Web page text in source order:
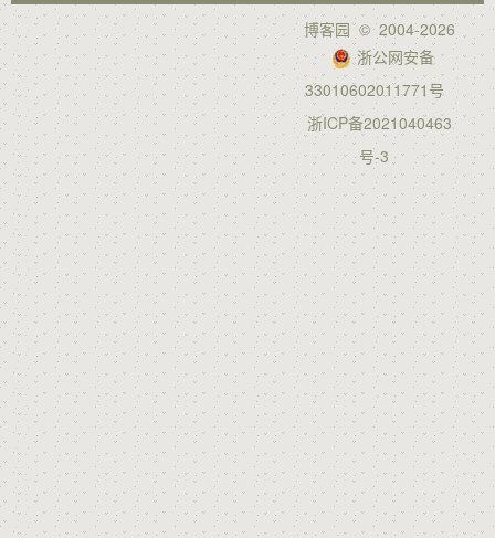
博客园© 2004-2026
浙公网安备
33010602011771号
浙ICP备2021040463
号-3